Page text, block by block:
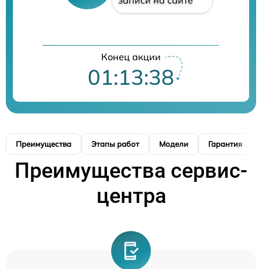
Конец акции
01:13:37
Преимущества Этапы работ Модели Гарантия
Преимущества сервис-
центра